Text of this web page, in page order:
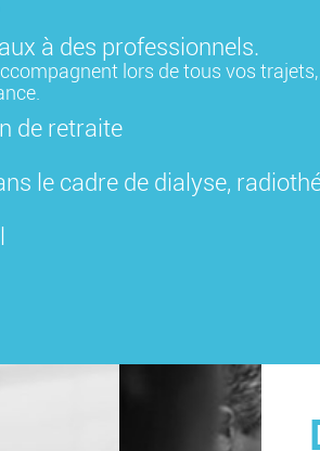
à des professionnels.
lors de tous vos
de retraite
le cadre de dialyse,